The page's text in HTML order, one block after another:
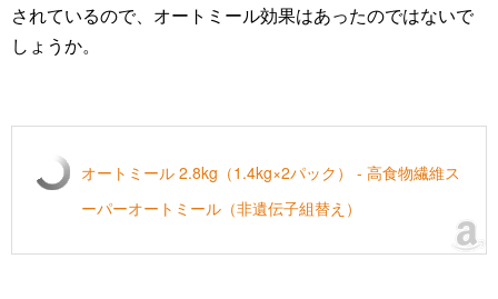
されているので、オートミール効果はあったのではないで
しょうか。
オートミール 2.8kg（1.4kg×2パック） - 高食物繊維ス
ーパーオートミール（非遺伝子組替え）